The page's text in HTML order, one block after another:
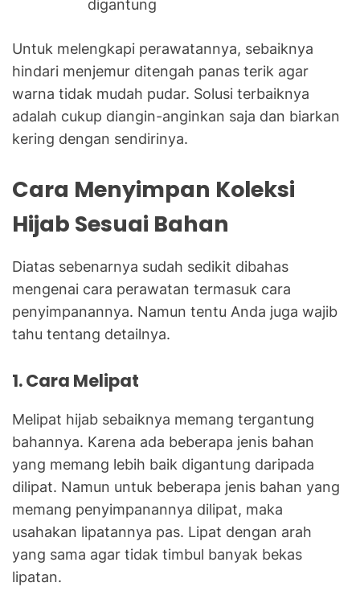
digantung
Untuk melengkapi perawatannya, sebaiknya
hindari menjemur ditengah panas terik agar
warna tidak mudah pudar. Solusi terbaiknya
adalah cukup diangin-anginkan saja dan biarkan
kering dengan sendirinya.
Cara Menyimpan Koleksi
Hijab Sesuai Bahan
Diatas sebenarnya sudah sedikit dibahas
mengenai cara perawatan termasuk cara
penyimpanannya. Namun tentu Anda juga wajib
tahu tentang detailnya.
1. Cara Melipat
Melipat hijab sebaiknya memang tergantung
bahannya. Karena ada beberapa jenis bahan
yang memang lebih baik digantung daripada
dilipat. Namun untuk beberapa jenis bahan yang
memang penyimpanannya dilipat, maka
usahakan lipatannya pas. Lipat dengan arah
yang sama agar tidak timbul banyak bekas
lipatan.